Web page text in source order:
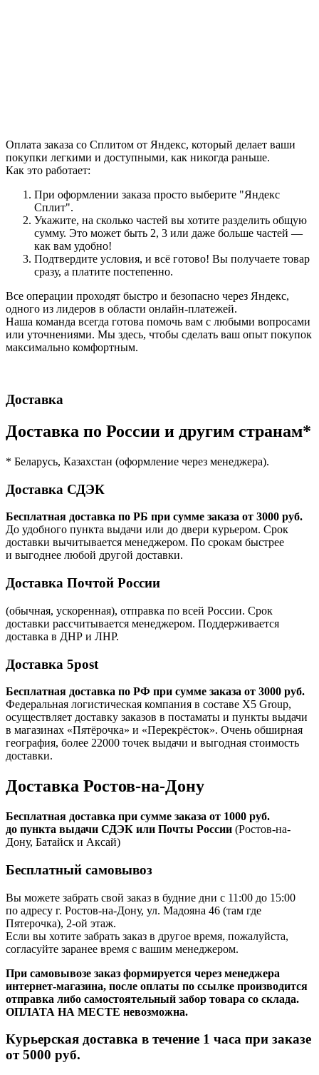
Оплата заказа со Сплитом от Яндекс, который делает ваши
покупки легкими и доступными, как никогда раньше.
Как это работает:
При оформлении заказа просто выберите "Яндекс
Сплит".
Укажите, на сколько частей вы хотите разделить общую
сумму. Это может быть 2, 3 или даже больше частей —
как вам удобно!
Подтвердите условия, и всё готово! Вы получаете товар
сразу, а платите постепенно.
Все операции проходят быстро и безопасно через Яндекс,
одного из лидеров в области онлайн-платежей.
Наша команда всегда готова помочь вам с любыми вопросами
или уточнениями. Мы здесь, чтобы сделать ваш опыт покупок
максимально комфортным.
Доставка
Доставка по России и другим странам*
* Беларусь, Казахстан (оформление через менеджера).
Доставка СДЭК
Бесплатная доставка по РБ при сумме заказа от 3000 руб.
До удобного пункта выдачи или до двери курьером. Срок
доставки вычитывается менеджером. По срокам быстрее
и выгоднее любой другой доставки.
Доставка Почтой России
(обычная, ускоренная), отправка по всей России. Срок
доставки рассчитывается менеджером. Поддерживается
доставка в ДНР и ЛНР.
Доставка 5post
Бесплатная доставка по РФ при сумме заказа от 3000 руб.
Федеральная логистическая компания в составе X5 Group,
осуществляет доставку заказов в постаматы и пункты выдачи
в магазинах «Пятёрочка» и «Перекрёсток». Очень обширная
география, более 22000 точек выдачи и выгодная стоимость
доставки.
Доставка Ростов-на-Дону
Бесплатная доставка при сумме заказа от 1000 руб.
до пункта выдачи СДЭК или Почты России (Ростов-на-
Дону, Батайск и Аксай)
Бесплатный самовывоз
Вы можете забрать свой заказ в будние дни с 11:00 до 15:00
по адресу г. Ростов-на-Дону, ул. Мадояна 46 (там где
Пятерочка), 2-ой этаж.
Если вы хотите забрать заказ в другое время, пожалуйста,
согласуйте заранее время с вашим менеджером.
При самовывозе заказ формируется через менеджера
интернет-магазина, после оплаты по ссылке производится
отправка либо самостоятельный забор товара со склада.
ОПЛАТА НА МЕСТЕ невозможна.
Курьерская доставка в течение 1 часа при заказе
от 5000 руб.